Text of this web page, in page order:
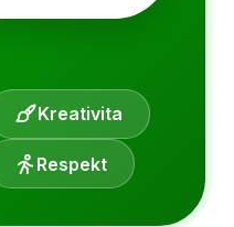
Kreativita
Respekt